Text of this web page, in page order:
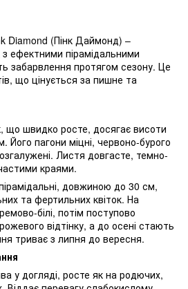
Diamond (Пінк Даймонд) –
ефектними пірамідальними
забарвлення протягом сезону. Це
що цінується за пишне та
що швидко росте, досягає висоти
Його пагони міцні, червоно-бурого
Листя довгасте, темно-
краями.
довжиною до 30 см,
та фертильних квіток. На
білі, потім поступово
відтінку, а до осені стають
триває з липня до вересня.
у догляді, росте як на родючих,